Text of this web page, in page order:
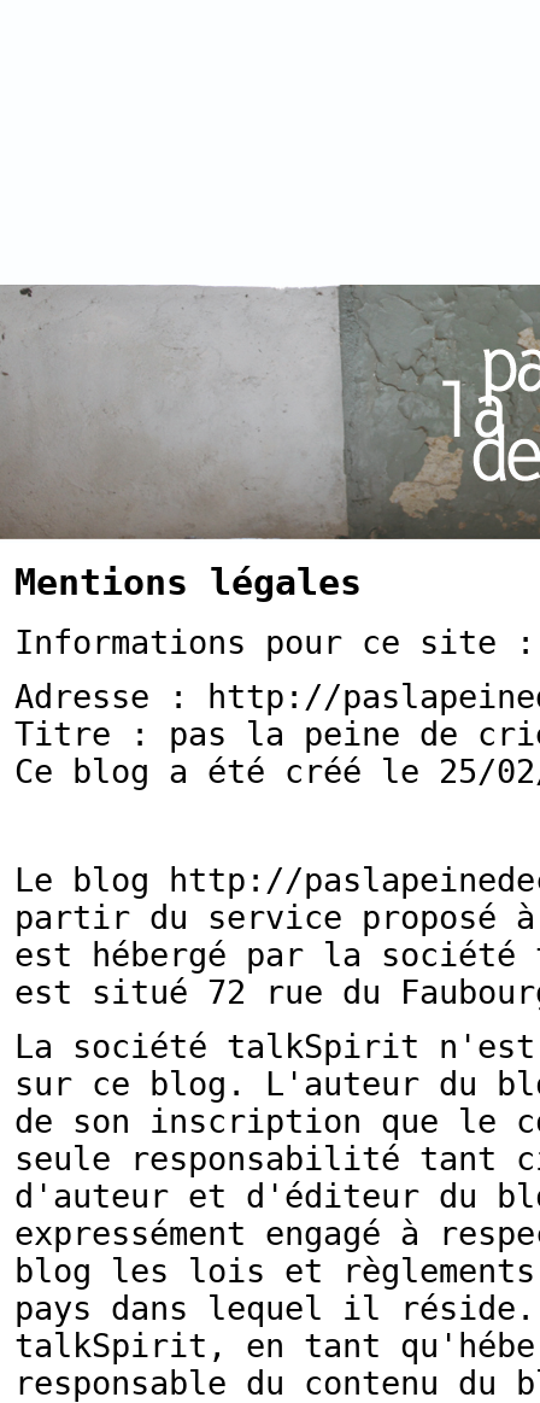
Mentions légales
Informations pour ce site :
Adresse : http://
Titre : pas la peine de
Ce blog a été créé le 25/
Le blog http://
partir du service proposé
est hébergé par la
est situé 72 rue du
La société talkSpirit n'est
sur ce blog. L'auteur du
de son inscription que le
seule responsabilité tant
d'auteur et d'éditeur du
expressément engagé à
blog les lois et
pays dans lequel il réside.
talkSpirit, en tant
responsable du contenu du